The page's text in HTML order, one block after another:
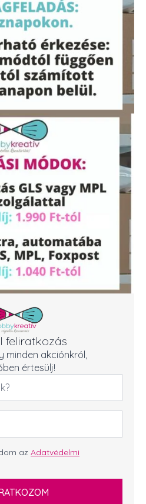
feliratkozás
minden akciónkról,
értesülj!
az Adatvédelmi